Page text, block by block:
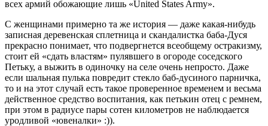
всех армий обожающие лишь «United States Army».
С женщинами примерно та же история — даже какая-нибудь
записная деревенская сплетница и скандалистка баба-Дуся
прекрасно понимает, что подвергнется всеобщему остракизму,
стоит ей «сдать властям» пулявшего в огороде соседского
Петьку, а выжить в одиночку на селе очень непросто. Даже
если шальная пулька повредит стекло баб-дусиного парничка,
то и на этот случай есть такое проверенное временем и весьма
действенное средство воспитания, как петькин отец с ремнем,
при этом в радиусе пары сотен километров не наблюдается
уродливой «ювеналки» :)).